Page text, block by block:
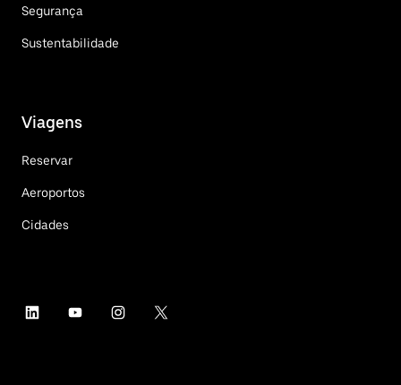
Segurança
Sustentabilidade
Viagens
Reservar
Aeroportos
Cidades